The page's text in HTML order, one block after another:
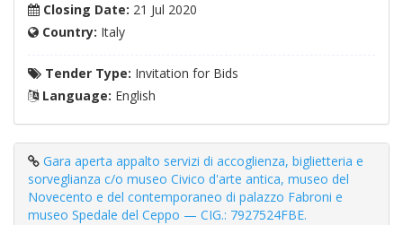
Closing Date: 21 Jul 2020
Country: Italy
Tender Type: Invitation for Bids
Language: English
Gara aperta appalto servizi di accoglienza, biglietteria e
sorveglianza c/o museo Civico d'arte antica, museo del
Novecento e del contemporaneo di palazzo Fabroni e
museo Spedale del Ceppo — CIG.: 7927524FBE.